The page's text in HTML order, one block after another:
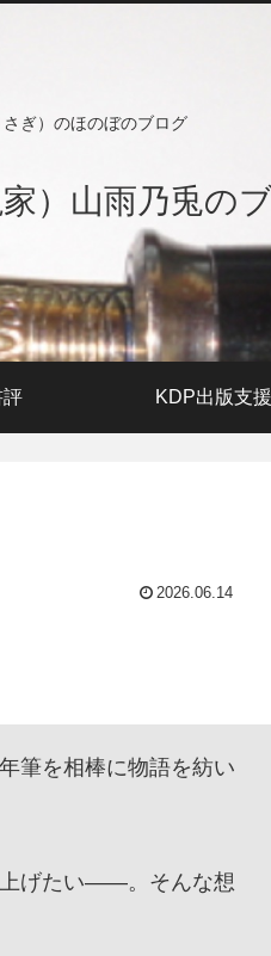
ぎ）のほのぼのブログ
）山雨乃兎の
評 KDP出版支援
2026.06.14
筆を相棒に物語を紡い
上げたい——。そんな想